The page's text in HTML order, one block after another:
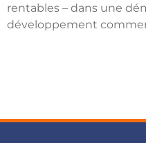
rentables – dans une
développement